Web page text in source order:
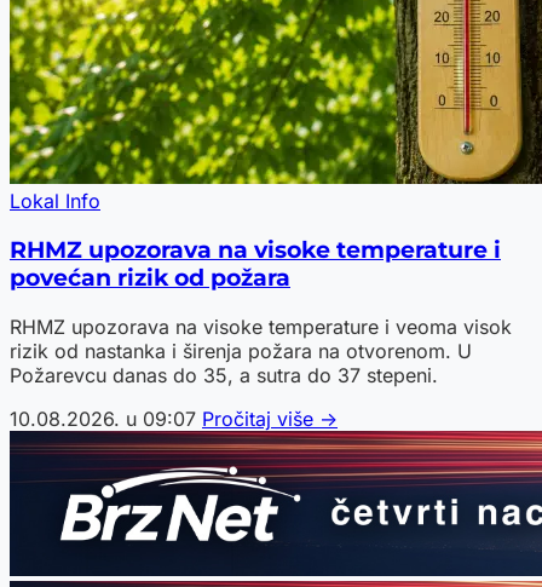
Lokal Info
RHMZ upozorava na visoke temperature i
povećan rizik od požara
RHMZ upozorava na visoke temperature i veoma visok
rizik od nastanka i širenja požara na otvorenom. U
Požarevcu danas do 35, a sutra do 37 stepeni.
10.08.2026. u 09:07 Pročitaj više →